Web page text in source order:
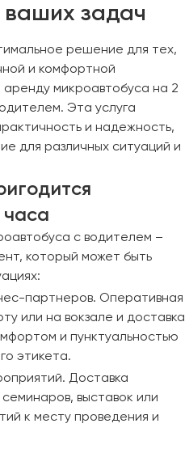
задач
решение для тех,
и комфортной
микроавтобуса на 2
Эта услуга
и надежность,
для различных ситуаций и
с водителем –
который может быть
партнеров. Оперативная
или на вокзале и доставка
и пунктуальностью
этикета.
Доставка
выставок или
к месту проведения и